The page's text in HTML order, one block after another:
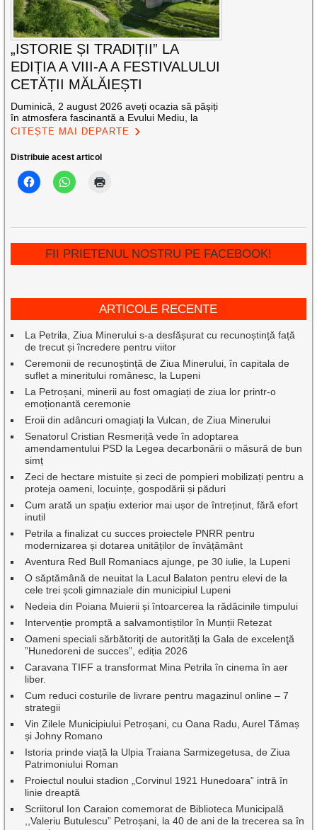
„ISTORIE ȘI TRADIȚII” LA
EDIȚIA A VIII-A A FESTIVALULUI
CETĂȚII MĂLĂIEȘTI
Duminică, 2 august 2026 aveți ocazia să pășiți
în atmosfera fascinantă a Evului Mediu, la
CITEȘTE MAI DEPARTE
Distribuie acest articol
FII PRIETENUL NOSTRU PE FACEBOOK!
ARTICOLE RECENTE
La Petrila, Ziua Minerului s-a desfășurat cu recunoștință față
de trecut și încredere pentru viitor
Ceremonii de recunoștință de Ziua Minerului, în capitala de
suflet a mineritului românesc, la Lupeni
La Petroșani, minerii au fost omagiați de ziua lor printr-o
emoționantă ceremonie
Eroii din adâncuri omagiați la Vulcan, de Ziua Minerului
Senatorul Cristian Resmeriță vede în adoptarea
amendamentului PSD la Legea decarbonării o măsură de bun
simț
Zeci de hectare mistuite și zeci de pompieri mobilizați pentru a
proteja oameni, locuințe, gospodării și păduri
Cum arată un spațiu exterior mai ușor de întreținut, fără efort
inutil
Petrila a finalizat cu succes proiectele PNRR pentru
modernizarea și dotarea unităților de învățământ
Aventura Red Bull Romaniacs ajunge, pe 30 iulie, la Lupeni
O săptămână de neuitat la Lacul Balaton pentru elevi de la
cele trei școli gimnaziale din municipiul Lupeni
Nedeia din Poiana Muierii și întoarcerea la rădăcinile timpului
Intervenție promptă a salvamontiștilor în Munții Retezat
Oameni speciali sărbătoriți de autorități la Gala de excelenţă
”Hunedoreni de succes”, ediția 2026
Caravana TIFF a transformat Mina Petrila în cinema în aer
liber.
Cum reduci costurile de livrare pentru magazinul online – 7
strategii
Vin Zilele Municipiului Petroșani, cu Oana Radu, Aurel Tămaș
și Johny Romano
Istoria prinde viață la Ulpia Traiana Sarmizegetusa, de Ziua
Patrimoniului Roman
Proiectul noului stadion „Corvinul 1921 Hunedoara” intră în
linie dreaptă
Scriitorul Ion Caraion comemorat de Biblioteca Municipală
,,Valeriu Butulescu” Petroșani, la 40 de ani de la trecerea sa în